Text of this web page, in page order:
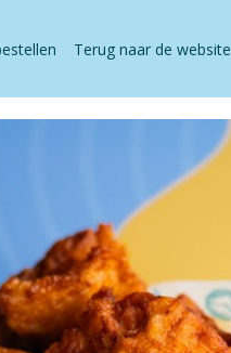
Terug naar de website